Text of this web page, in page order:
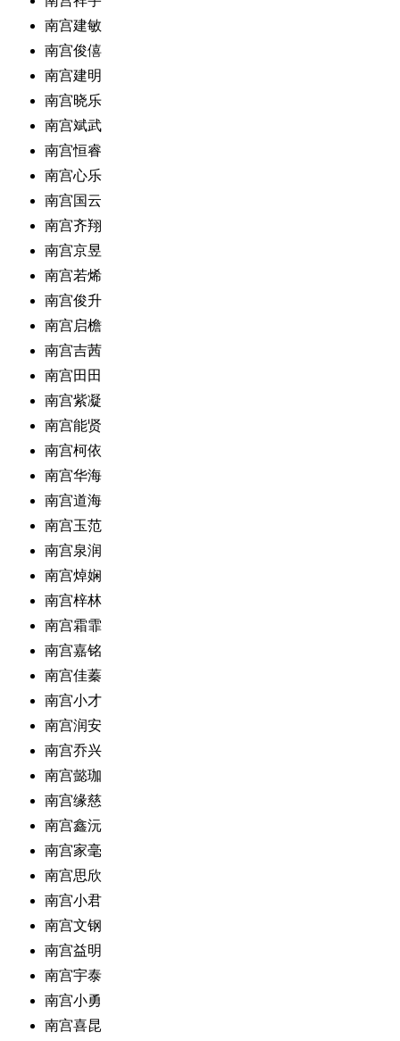
南宫建敏
南宫俊僖
南宫建明
南宫晓乐
南宫斌武
南宫恒睿
南宫心乐
南宫国云
南宫齐翔
南宫京昱
南宫若烯
南宫俊升
南宫启檐
南宫吉茜
南宫田田
南宫紫凝
南宫能贤
南宫柯依
南宫华海
南宫道海
南宫玉范
南宫泉润
南宫焯娴
南宫梓林
南宫霜霏
南宫嘉铭
南宫佳蓁
南宫小才
南宫润安
南宫乔兴
南宫懿珈
南宫缘慈
南宫鑫沅
南宫家毫
南宫思欣
南宫小君
南宫文钢
南宫益明
南宫宇泰
南宫小勇
南宫喜昆